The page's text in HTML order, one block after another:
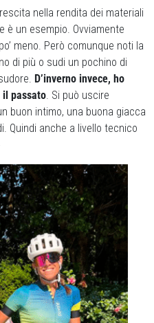
nella rendita dei materiali
è un esempio. Ovviamente
meno. Però comunque noti la
di più o sudi un pochino di
D’inverno invece, ho
il passato. Si può uscire
buon intimo, una buona giacca
Quindi anche a livello tecnico